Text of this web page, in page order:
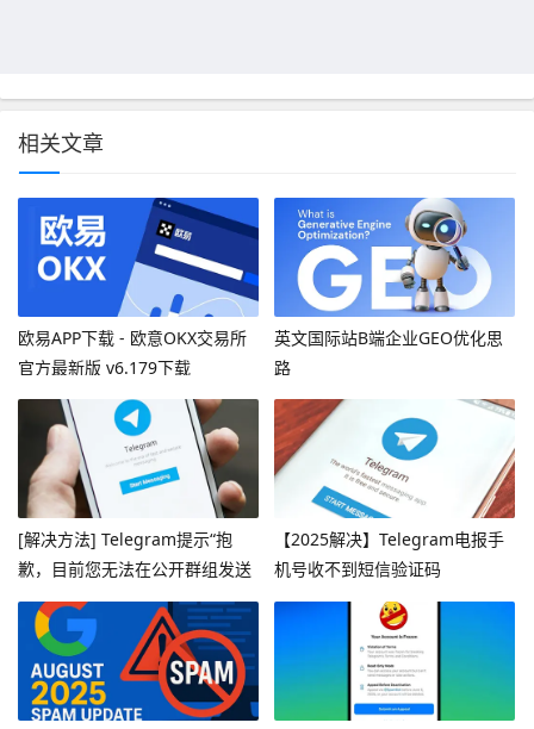
相关文章
欧易APP下载 - 欧意OKX交易所
官方最新版 v6.179下载
英文国际站B端企业GEO优化思
路
[解决方法] Telegram提示“抱
歉，目前您无法在公开群组发送
消息”
【2025解决】Telegram电报手
机号收不到短信验证码